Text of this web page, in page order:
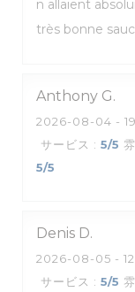
n allaient
très bonne
Anthony G
2026-08-04 -
サービス : 5/5
5/5
Denis D
2026-08-05 -
サービス : 5/5